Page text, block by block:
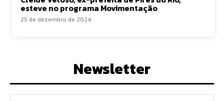
esteve no programa Movimentação
25 de dezembro de 2024
Newsletter